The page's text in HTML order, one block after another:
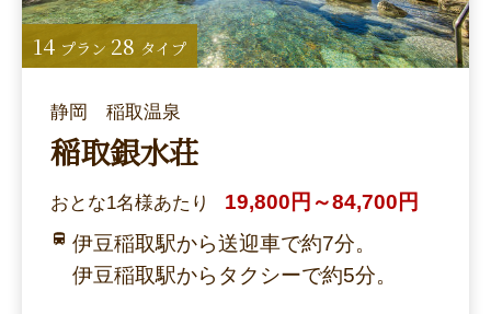
静岡 稲取温泉
稲取銀水荘
おとな1名様あたり
19,800円～84,700円
伊豆稲取駅から送迎車で約7分。
伊豆稲取駅からタクシーで約5分。
14 プラン 28 タイプ